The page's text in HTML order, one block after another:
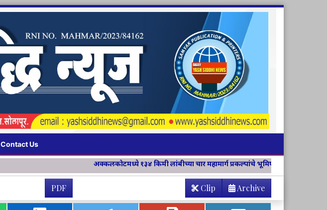
Contact Us
अक्कलकोटमध्ये १३४ किमी लांबीच्या चार महामार्ग प्रकल्पांचे भूमिपूजन विवेक विचार मंच जिल्हा
PDF Archive
Clip